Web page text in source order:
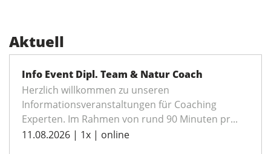
Aktuell
Info Event Dipl. Team & Natur Coach
Herzlich willkommen zu unseren
Informationsveranstaltungen für Coaching
Experten. Im Rahmen von rund 90 Minuten pr...
11.08.2026 | 1x | online